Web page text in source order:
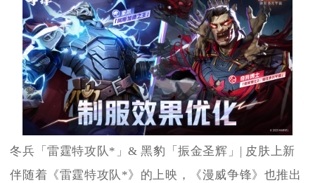
冬兵「雷霆特攻队*」& 黑豹「振金圣辉」| 皮肤上新
伴随着《雷霆特攻队*》的上映，《漫威争锋》也推出